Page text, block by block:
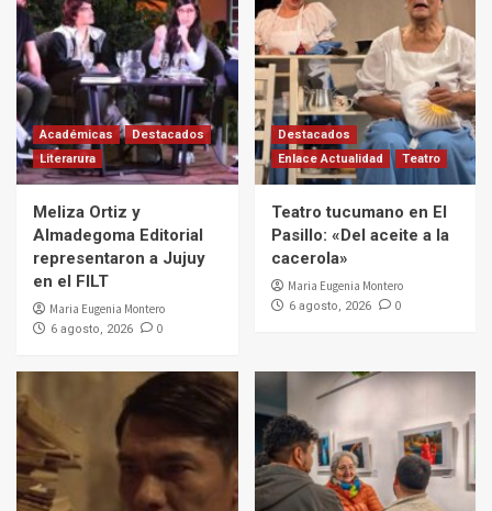
Académicas
Destacados
Literarura
Meliza Ortiz y
Almadegoma Editorial
representaron a Jujuy
en el FILT
Maria Eugenia Montero
6 agosto, 2026 0
Destacados
Enlace Actualidad
Teatro
Teatro tucumano en El
Pasillo: «Del aceite a la
cacerola»
Maria Eugenia Montero
6 agosto, 2026 0